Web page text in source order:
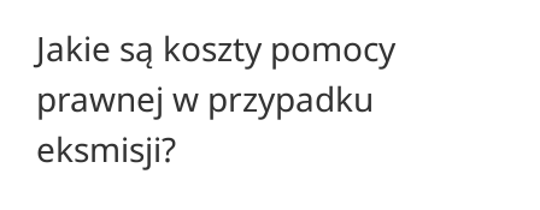
Jakie są koszty pomocy
prawnej w przypadku
eksmisji?